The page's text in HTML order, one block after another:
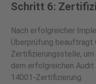
Schritt 6:
Nach erfolgreicher
Überprüfung beauftragt
Zertifizierungsstelle, um
dem erfolgreichen Audit
14001-Zertifizierung.